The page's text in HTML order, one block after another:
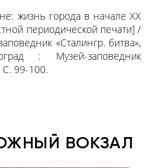
жизнь города в начале ХХ
периодической печати] /
«Сталингр. битва»,
: Музей-заповедник
С. 99-100.
ВОКЗАЛ